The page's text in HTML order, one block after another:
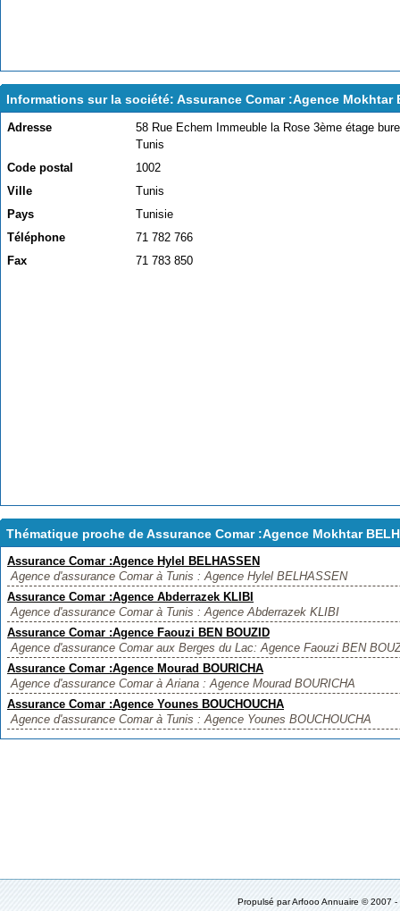
Informations sur la société: Assurance Comar :Agence Mokhtar
Adresse
58 Rue Echem Immeuble la Rose 3ème étage
Tunis
Code postal
1002
Ville
Tunis
Pays
Tunisie
Téléphone
71 782 766
Fax
71 783 850
Thématique proche de Assurance Comar :Agence Mokhtar
Assurance Comar :Agence Hylel BELHASSEN
Agence d'assurance Comar à Tunis : Agence Hylel BELHASSEN
Assurance Comar :Agence Abderrazek KLIBI
Agence d'assurance Comar à Tunis : Agence Abderrazek KLIBI
Assurance Comar :Agence Faouzi BEN BOUZID
Agence d'assurance Comar aux Berges du Lac: Agence Faouzi BEN
Assurance Comar :Agence Mourad BOURICHA
Agence d'assurance Comar à Ariana : Agence Mourad BOURICHA
Assurance Comar :Agence Younes BOUCHOUCHA
Agence d'assurance Comar à Tunis : Agence Younes BOUCHOUCHA
Propulsé parArfooo Annuaire © 2007